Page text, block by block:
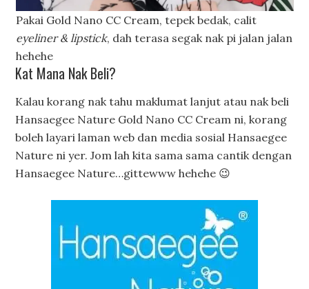
Pakai Gold Nano CC Cream, tepek bedak, calit
eyeliner & lipstick, dah terasa segak nak pi jalan jalan
hehehe
Kat Mana Nak Beli?
Kalau korang nak tahu maklumat lanjut atau nak beli
Hansaegee Nature Gold Nano CC Cream ni, korang
boleh layari laman web dan media sosial Hansaegee
Nature ni yer. Jom lah kita sama sama cantik dengan
Hansaegee Nature…gittewww hehehe 😉